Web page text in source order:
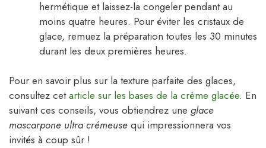
hermétique et laissez-la congeler pendant au
moins quatre heures. Pour éviter les cristaux de
glace, remuez la préparation toutes les 30 minutes
durant les deux premières heures.
Pour en savoir plus sur la texture parfaite des glaces,
consultez cetarticle sur les bases de la crème glacée. En
suivant ces conseils, vous obtiendrez une glace
mascarpone ultra crémeuse qui impressionnera vos
invités à coup sûr !